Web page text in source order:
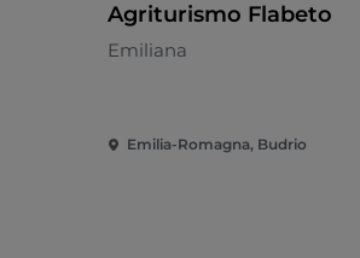
Agriturismo Flabeto
Emiliana
Emilia-Romagna, Budrio